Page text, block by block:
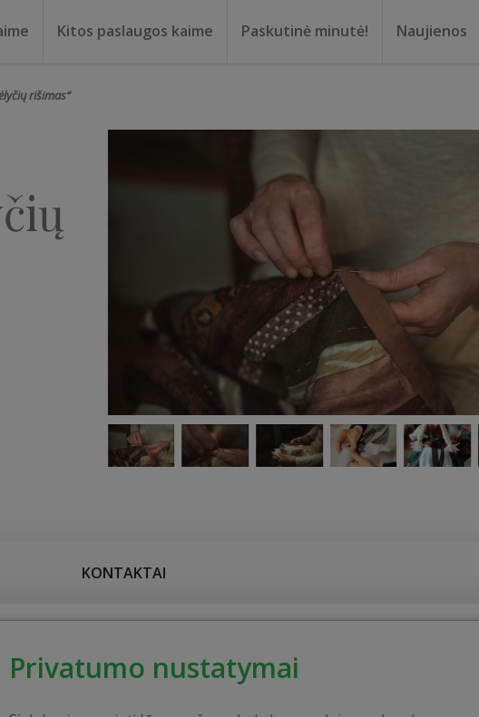
Privatumo nustatymai
Kitos paslaugos kaime Paskutinė minutė! Naujienos
rišimas“
KONTAKTAI
– ekspertė, jau daugelį metų puoselėdama tradicinį Lietuvišką paveldą
gilus. Prasidėjo dar 1987 m., kai amatininkė, atėjusi dirbti į mokyklą, ėmė
tad prisirinkusi audinių skiautelių su vaikais pradėjo dėlioti, kaip vėliau